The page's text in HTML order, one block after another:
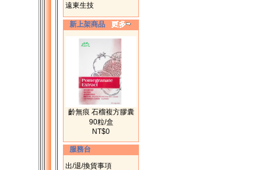
遠東生技
新上架商品
齡無痕 石榴複方膠囊
90粒/盒
NT$0
服務台
出/退/換貨事項